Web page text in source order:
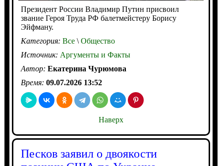
Президент России Владимир Путин присвоил
звание Героя Труда РФ балетмейстеру Борису
Эйфману.
Категория: Все\Общество
Источник: Аргументы и Факты
Автор: Екатерина Чурюмова
Время: 09.07.2026 13:52
Наверх
Песков заявил о двоякости